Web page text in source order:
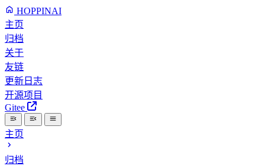
HOPPINAI
主页
归档
关于
友链
更新日志
开源项目
Gitee
主页
归档